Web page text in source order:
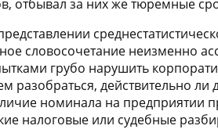
отбывал за них же тюремные
словосочетание неизменно
грубо нарушить
разобраться, действительно ли
номинала на предприятии
налоговые или судебные